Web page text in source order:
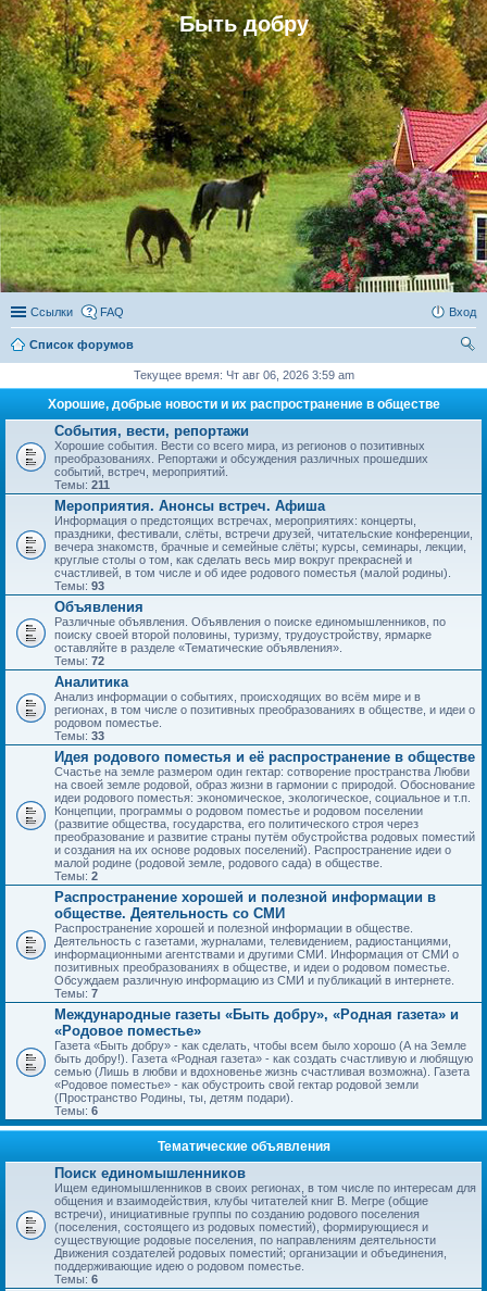
Быть добру
Ссылки FAQ Вход
Список форумов
Текущее время: Чт авг 06, 2026 3:59 am
Хорошие, добрые новости и их распространение в обществе
События, вести, репортажи
Хорошие события. Вести со всего мира, из регионов о позитивных
преобразованиях. Репортажи и обсуждения различных прошедших
событий, встреч, мероприятий.
Темы: 211
Мероприятия. Анонсы встреч. Афиша
Информация о предстоящих встречах, мероприятиях: концерты,
праздники, фестивали, слёты, встречи друзей, читательские конференции,
вечера знакомств, брачные и семейные слёты; курсы, семинары, лекции,
круглые столы о том, как сделать весь мир вокруг прекрасней и
счастливей, в том числе и об идее родового поместья (малой родины).
Темы: 93
Объявления
Различные объявления. Объявления о поиске единомышленников, по
поиску своей второй половины, туризму, трудоустройству, ярмарке
оставляйте в разделе «Тематические объявления».
Темы: 72
Аналитика
Анализ информации о событиях, происходящих во всём мире и в
регионах, в том числе о позитивных преобразованиях в обществе, и идеи о
родовом поместье.
Темы: 33
Идея родового поместья и её распространение в обществе
Счастье на земле размером один гектар: сотворение пространства Любви
на своей земле родовой, образ жизни в гармонии с природой. Обоснование
идеи родового поместья: экономическое, экологическое, социальное и т.п.
Концепции, программы о родовом поместье и родовом поселении
(развитие общества, государства, его политического строя через
преобразование и развитие страны путём обустройства родовых поместий
и создания на их основе родовых поселений). Распространение идеи о
малой родине (родовой земле, родового сада) в обществе.
Темы: 2
Распространение хорошей и полезной информации в
обществе. Деятельность со СМИ
Распространение хорошей и полезной информации в обществе.
Деятельность с газетами, журналами, телевидением, радиостанциями,
информационными агентствами и другими СМИ. Информация от СМИ о
позитивных преобразованиях в обществе, и идеи о родовом поместье.
Обсуждаем различную информацию из СМИ и публикаций в интернете.
Темы: 7
Международные газеты «Быть добру», «Родная газета» и
«Родовое поместье»
Газета «Быть добру» - как сделать, чтобы всем было хорошо (А на Земле
быть добру!). Газета «Родная газета» - как создать счастливую и любящую
семью (Лишь в любви и вдохновенье жизнь счастливая возможна). Газета
«Родовое поместье» - как обустроить свой гектар родовой земли
(Пространство Родины, ты, детям подари).
Темы: 6
Тематические объявления
Поиск единомышленников
Ищем единомышленников в своих регионах, в том числе по интересам для
общения и взаимодействия, клубы читателей книг В. Мегре (общие
встречи), инициативные группы по созданию родового поселения
(поселения, состоящего из родовых поместий), формирующиеся и
существующие родовые поселения, по направлениям деятельности
Движения создателей родовых поместий; организации и объединения,
поддерживающие идею о родовом поместье.
Темы: 6